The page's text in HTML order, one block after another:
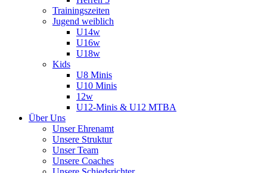
Trainingszeiten
Jugend weiblich
U14w
U16w
U18w
Kids
U8 Minis
U10 Minis
12w
U12-Minis & U12 MTBA
Über Uns
Unser Ehrenamt
Unsere Struktur
Unser Team
Unsere Coaches